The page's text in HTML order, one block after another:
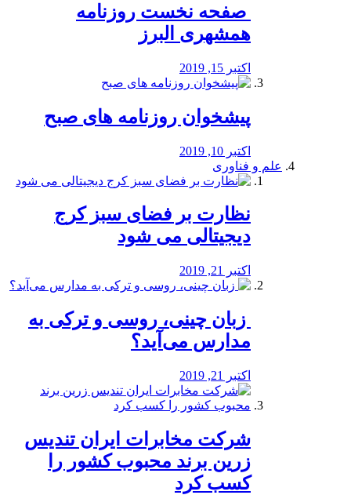
️ صفحه نخست روزنامه‌
همشهری البرز
اکتبر 15, 2019
پیشخوان روزنامه های صبح
اکتبر 10, 2019
علم و فناوری
نظارت بر فضای سبز کرج
دیجیتالی می شود
اکتبر 21, 2019
️ زبان چینی، روسی و ترکی به
مدارس می‌آید؟
اکتبر 21, 2019
شرکت مخابرات ایران تندیس
زرین برند محبوب کشور را
کسب کرد